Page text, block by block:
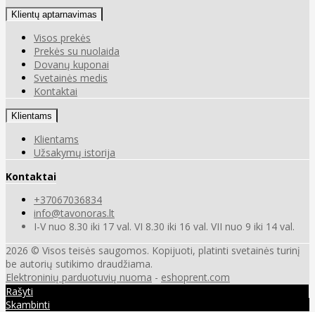
Klientų aptarnavimas
Visos prekės
Prekės su nuolaida
Dovanų kuponai
Svetainės medis
Kontaktai
Klientams
Klientams
Užsakymų istorija
Kontaktai
+37067036834
info@tavonoras.lt
I-V nuo 8.30 iki 17 val. VI 8.30 iki 16 val. VII nuo 9 iki 14 val.
2026 © Visos teisės saugomos. Kopijuoti, platinti svetainės turinį
be autorių sutikimo draudžiama.
Elektroninių parduotuvių nuoma - eshoprent.com
Rašyti
Skambinti